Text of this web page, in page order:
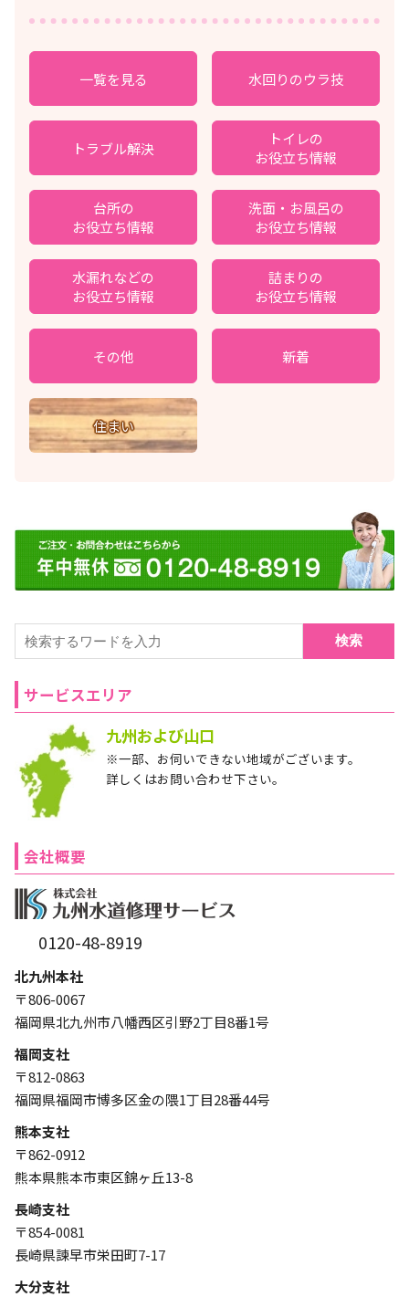
一覧を見る 水回りのウラ技
トラブル解決
トイレの
お役立ち情報
台所の
お役立ち情報
洗面・お風呂の
お役立ち情報
水漏れなどの
お役立ち情報
詰まりの
お役立ち情報
その他 新着
住まい
検索
サービスエリア
九州および山口
※一部、お伺いできない地域がございます。
詳しくはお問い合わせ下さい。
会社概要
0120-48-8919
北九州本社
〒806-0067
福岡県北九州市八幡西区引野2丁目8番1号
福岡支社
〒812-0863
福岡県福岡市博多区金の隈1丁目28番44号
熊本支社
〒862-0912
熊本県熊本市東区錦ヶ丘13-8
長崎支社
〒854-0081
長崎県諫早市栄田町7-17
大分支社